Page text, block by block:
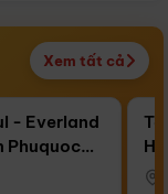
Xem tất cả
Điểm nổi bật
- Everland
Phuquoc